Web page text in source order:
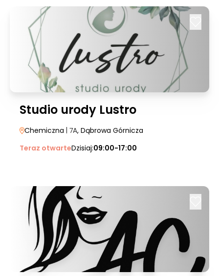
Studio urody Lustro
Chemiczna | 7A, Dąbrowa Górnicza
Teraz otwarteDzisiaj:09:00-17:00